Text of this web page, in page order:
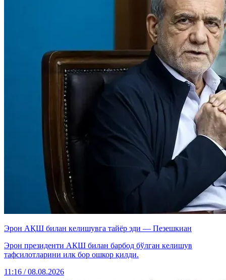
Эрон АҚШ билан келишувга тайёр эди — Пезешкиан
Эрон президенти АҚШ билан барбод бўлган келишув
тафсилотларини илк бор ошкор қилди.
11:16 / 08.08.2026